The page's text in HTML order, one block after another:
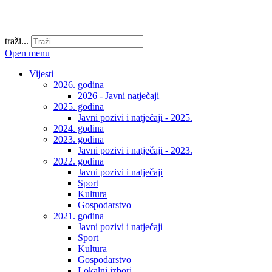
traži...
Open menu
Vijesti
2026. godina
2026 - Javni natječaji
2025. godina
Javni pozivi i natječaji - 2025.
2024. godina
2023. godina
Javni pozivi i natječaji - 2023.
2022. godina
Javni pozivi i natječaji
Sport
Kultura
Gospodarstvo
2021. godina
Javni pozivi i natječaji
Sport
Kultura
Gospodarstvo